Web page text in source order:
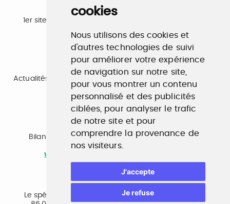
cookies
Nous utilisons des cookies et
d'autres technologies de suivi
pour améliorer votre expérience
de navigation sur notre site,
pour vous montrer un contenu
personnalisé et des publicités
ciblées, pour analyser le trafic
de notre site et pour
comprendre la provenance de
nos visiteurs.
J'accepte
Je refuse
Emploi
1er site emploi du secteur culturel 784.000 visites et
www.profilculture.com
Formation
Actualités, guide et annuaire des formations aux métiers
de la culture.
www.profilculture-formation.com
Accompagnement professionnel
Bilan de compétences, coaching, techniques de
recherche d'emploi, entretien conseil.
www.profilculture-competences.com
Le spécialiste du secteur culturel, une cvthèque de